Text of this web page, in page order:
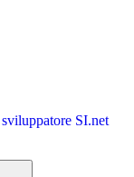
SI.net